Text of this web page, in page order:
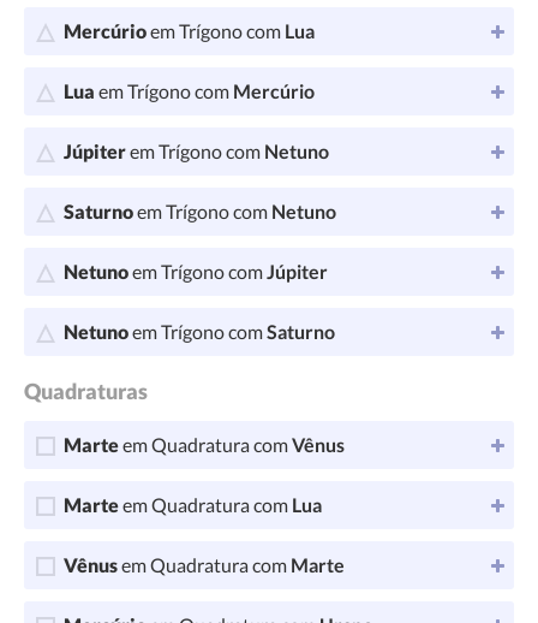
Mercúrioem Trígono com Lua
Lua em Trígono com Mercúrio
Júpiterem Trígono com Netuno
Saturnoem Trígono com Netuno
Netunoem Trígono comJúpiter
Netunoem Trígono comSaturno
Quadraturas
Marteem Quadratura comVênus
Marteem Quadratura com Lua
Vênusem Quadratura com Marte